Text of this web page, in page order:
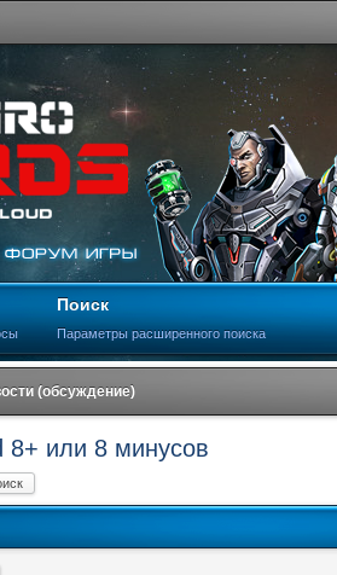
Поиск
Параметры расширенного поиска
(обсуждение)
8+ или 8 минусов